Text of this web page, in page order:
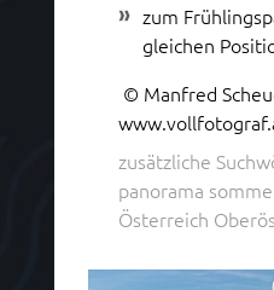
zum
gleichen
© Manfred
zusätzliche
panorama
Österreich